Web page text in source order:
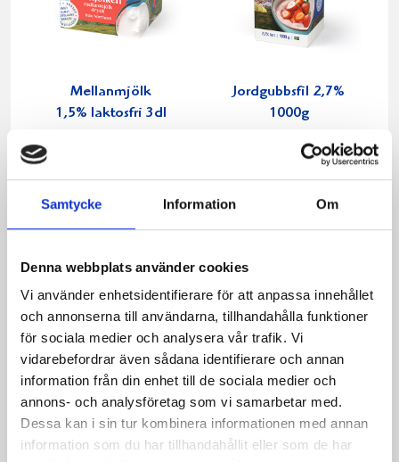
Samtycke Information Om
Denna webbplats använder cookies
Vi använder enhetsidentifierare för att anpassa innehållet
och annonserna till användarna, tillhandahålla funktioner
för sociala medier och analysera vår trafik. Vi
vidarebefordrar även sådana identifierare och annan
information från din enhet till de sociala medier och
annons- och analysföretag som vi samarbetar med.
Dessa kan i sin tur kombinera informationen med annan
information som du har tillhandahållit eller som de har
Mellanmjölk
1,5% laktosfri 3dl
Jordgubbsfil 2,7%
1000g
Päronfil 2,7%
1000g
Skogsbärsfil 2,7%
1000g